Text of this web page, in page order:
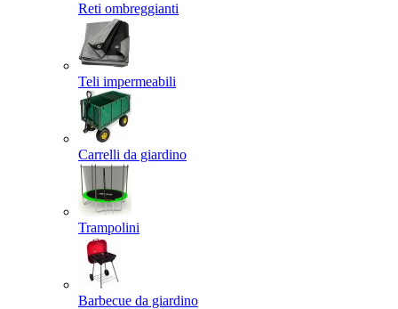
Reti ombreggianti
Teli impermeabili
Carrelli da giardino
Trampolini
Barbecue da giardino